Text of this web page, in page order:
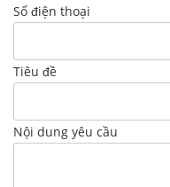
Số điện thoại
Tiêu đề
Nội dung yêu cầu